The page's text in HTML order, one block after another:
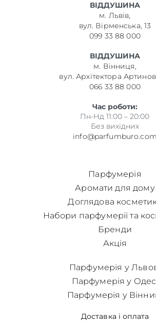
ВІДДУШИНА
м. Львів,
вул. Вірменська, 13
099 33 88 000
ВІДДУШИНА
м. Вінниця,
вул. Архітектора
066 33 88 000
Час роботи:
Пн-Нд 11:00 – 20:00
Без вихідних
info@parfumburo.com
Парфумерія
Аромати для дому
Доглядова
Набори парфумерії та
Бренди
Акція
Доставка і оплата
Парфумерія у
Парфумерія у
Парфумерія у